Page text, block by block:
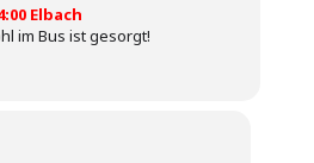
Elbach
im Bus ist gesorgt!